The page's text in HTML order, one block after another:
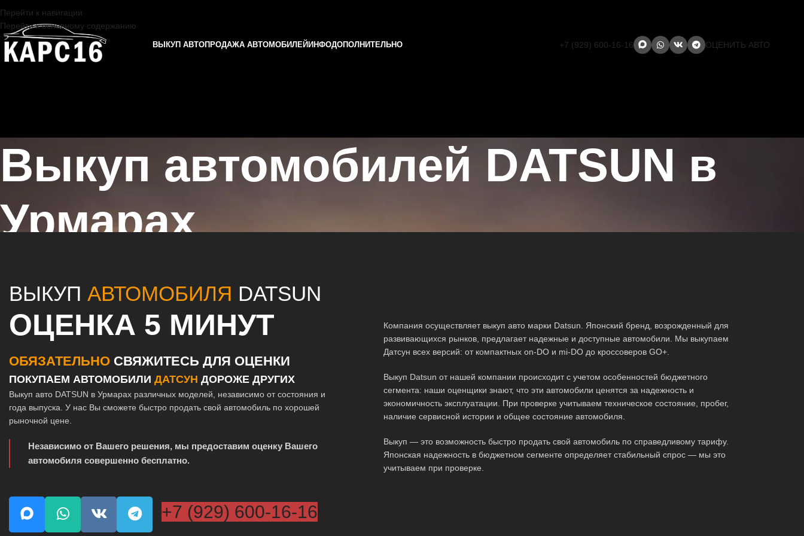
Перейти к навигации
Перейти к основному содержанию
ВЫКУП АВТОПРОДАЖА АВТОМОБИЛЕЙ ИНФОДОПОЛНИТЕЛЬНО +7 (929) 600-16-16 ОЦЕНИТЬ АВТО
Выкуп автомобилей DATSUN в
Урмарах
ВЫКУП АВТОМОБИЛЯ DATSUN
ОЦЕНКА 5 МИНУТ
ОБЯЗАТЕЛЬНО СВЯЖИТЕСЬ ДЛЯ ОЦЕНКИ
ПОКУПАЕМ АВТОМОБИЛИ ДАТСУН ДОРОЖЕ ДРУГИХ
Выкуп авто DATSUN в Урмарах различных моделей, независимо от состояния и
года выпуска. У нас Вы сможете быстро продать свой автомобиль по хорошей
рыночной цене.
Независимо от Вашего решения, мы предоставим оценку Вашего
автомобиля совершенно бесплатно.
+7 (929) 600-16-16
Компания осуществляет выкуп авто марки Datsun. Японский бренд, возрожденный для
развивающихся рынков, предлагает надежные и доступные автомобили. Мы выкупаем
Датсун всех версий: от компактных on-DO и mi-DO до кроссоверов GO+.
Выкуп Datsun от нашей компании происходит с учетом особенностей бюджетного
сегмента: наши оценщики знают, что эти автомобили ценятся за надежность и
экономичность эксплуатации. При проверке учитываем техническое состояние, пробег,
наличие сервисной истории и общее состояние автомобиля.
Выкуп — это возможность быстро продать свой автомобиль по справедливому тарифу.
Японская надежность в бюджетном сегменте определяет стабильный спрос — мы это
учитываем при проверке.